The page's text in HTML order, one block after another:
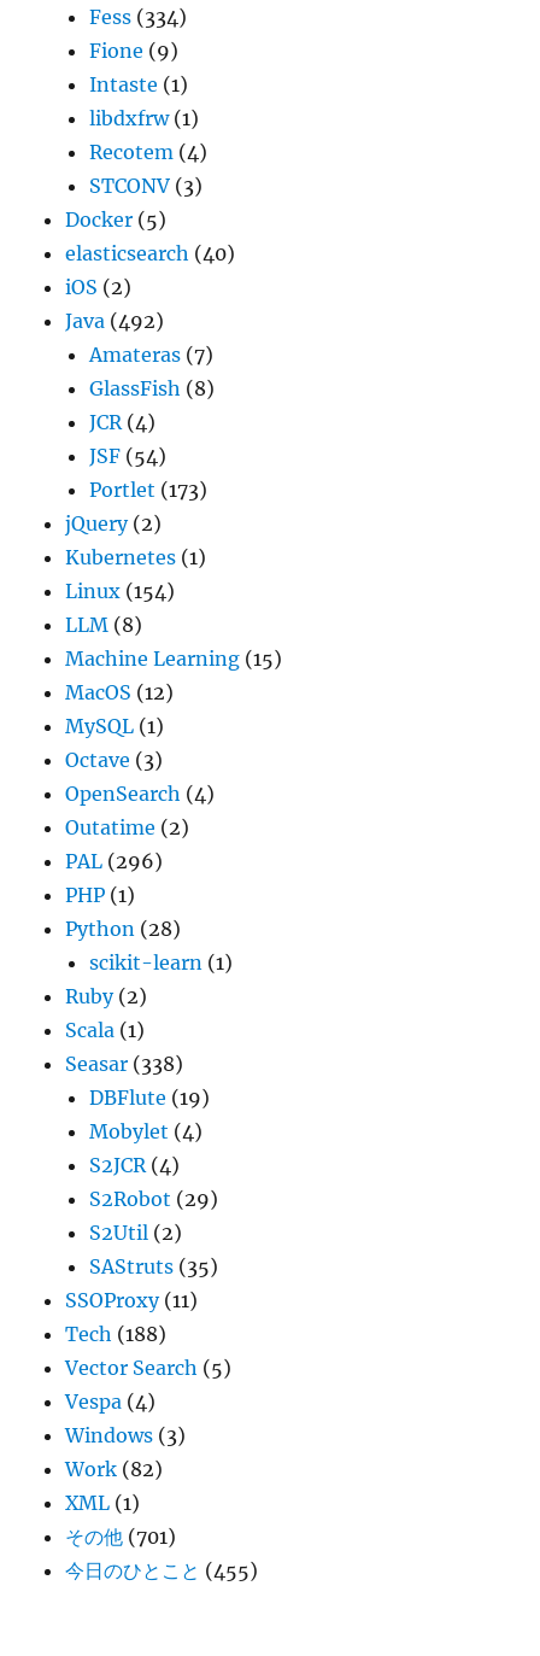
Fess (334)
Fione (9)
Intaste (1)
libdxfrw(1)
Recotem (4)
STCONV (3)
Docker (5)
elasticsearch (40)
iOS (2)
Java (492)
Amateras (7)
GlassFish (8)
JCR(4)
JSF (54)
Portlet (173)
jQuery(2)
Kubernetes (1)
Linux (154)
LLM (8)
Machine Learning (15)
MacOS (12)
MySQL (1)
Octave (3)
OpenSearch (4)
Outatime (2)
PAL (296)
PHP (1)
Python (28)
scikit-learn (1)
Ruby(2)
Scala (1)
Seasar (338)
DBFlute (19)
Mobylet (4)
S2JCR(4)
S2Robot (29)
S2Util (2)
SAStruts (35)
SSOProxy(11)
Tech (188)
Vector Search (5)
Vespa (4)
Windows (3)
Work (82)
XML (1)
その他 (701)
今日のひとこと (455)